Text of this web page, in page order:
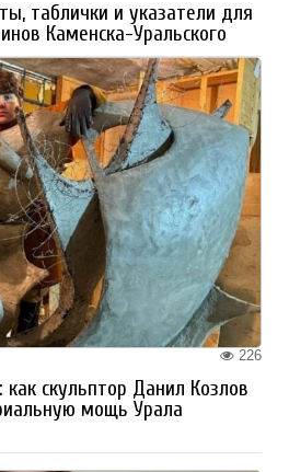
таблички и указатели для
Каменска-Уральского
226
как скульптор Данил Козлов
мощь Урала